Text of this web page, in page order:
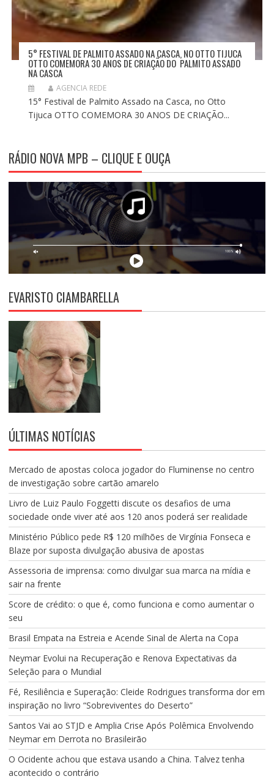
5° FESTIVAL DE PALMITO ASSADO NA CASCA, NO OTTO TIJUCA
OTTO COMEMORA 30 ANOS DE CRIAÇÃO DO PALMITO ASSADO
NA CASCA
AGENCIA REDE
15° Festival de Palmito Assado na Casca, no Otto
Tijuca OTTO COMEMORA 30 ANOS DE CRIAÇÃO...
RÁDIO NOVA MPB – CLIQUE E OUÇA
EVARISTO CIAMBARELLA
ÚLTIMAS NOTÍCIAS
Mercado de apostas coloca jogador do Fluminense no centro
de investigação sobre cartão amarelo
Livro de Luiz Paulo Foggetti discute os desafios de uma
sociedade onde viver até aos 120 anos poderá ser realidade
Ministério Público pede R$ 120 milhões de Virgínia Fonseca e
Blaze por suposta divulgação abusiva de apostas
Assessoria de imprensa: como divulgar sua marca na mídia e
sair na frente
Score de crédito: o que é, como funciona e como aumentar o
seu
Brasil Empata na Estreia e Acende Sinal de Alerta na Copa
Neymar Evolui na Recuperação e Renova Expectativas da
Seleção para o Mundial
Fé, Resiliência e Superação: Cleide Rodrigues transforma dor em
inspiração no livro “Sobreviventes do Deserto”
Santos Vai ao STJD e Amplia Crise Após Polêmica Envolvendo
Neymar em Derrota no Brasileirão
O Ocidente achou que estava usando a China. Talvez tenha
acontecido o contrário